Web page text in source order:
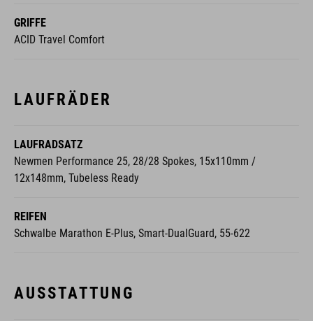
GRIFFE
ACID Travel Comfort
LAUFRÄDER
LAUFRADSATZ
Newmen Performance 25, 28/28 Spokes, 15x110mm /
12x148mm, Tubeless Ready
REIFEN
Schwalbe Marathon E-Plus, Smart-DualGuard, 55-622
AUSSTATTUNG